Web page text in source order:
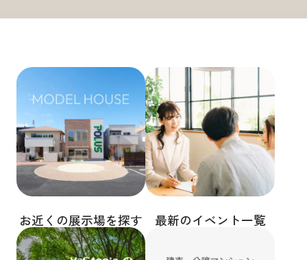
お近くの展示場を探す 最新のイベント一覧